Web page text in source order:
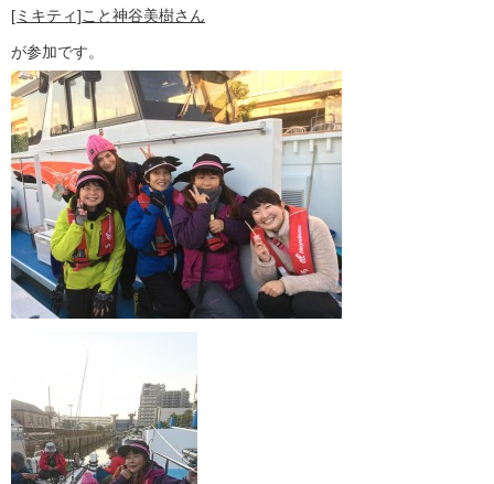
[ミキティ]こと神谷美樹さん
が参加です。